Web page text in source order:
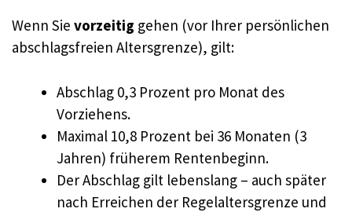
Wenn Sie vorzeitig gehen (vor Ihrer persönlichen
abschlagsfreien Altersgrenze), gilt:
Abschlag 0,3 Prozent pro Monat des
Vorziehens.
Maximal 10,8 Prozent bei 36 Monaten (3
Jahren) früherem Rentenbeginn.
Der Abschlag gilt lebenslang – auch später
nach Erreichen der Regelaltersgrenze und